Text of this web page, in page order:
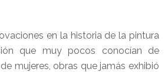
en la historia de la pintura
que muy pocos conocían de
mujeres, obras que jamás exhibió